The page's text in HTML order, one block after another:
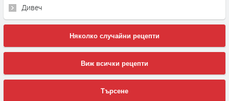
Дивеч
Няколко случайни рецепти
Виж всички рецепти
Търсене